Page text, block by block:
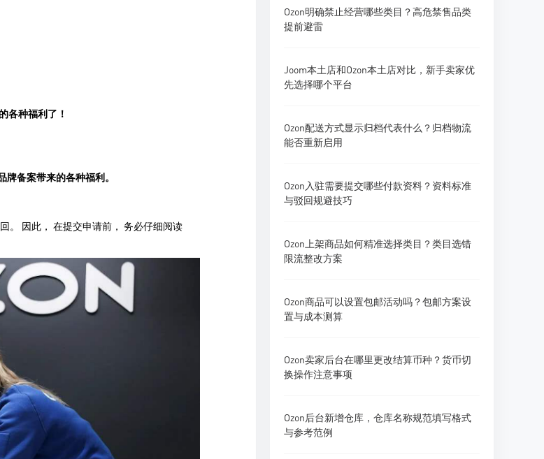
Ozon明确禁止经营哪些类目？高危禁售品类
提前避雷
Joom本土店和Ozon本土店对比，新手卖家优
先选择哪个平台
Ozon配送方式显示归档代表什么？归档物流
能否重新启用
Ozon入驻需要提交哪些付款资料？资料标准
与驳回规避技巧
Ozon上架商品如何精准选择类目？类目选错
限流整改方案
Ozon商品可以设置包邮活动吗？包邮方案设
置与成本测算
Ozon卖家后台在哪里更改结算币种？货币切
换操作注意事项
Ozon后台新增仓库，仓库名称规范填写格式
与参考范例